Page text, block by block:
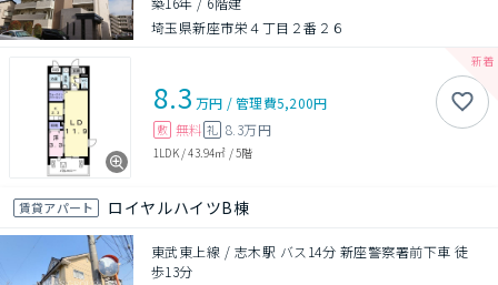
埼玉県新座市栄４丁目２番２６
8.3 万円 /管理費5,200円
敷 無料 礼 8.3万円
1LDK/43.94㎡ /5階
賃貸アパート ロイヤルハイツB棟
東武東上線 / 志木駅 バス14分 新座警察署前下車 徒
歩13分